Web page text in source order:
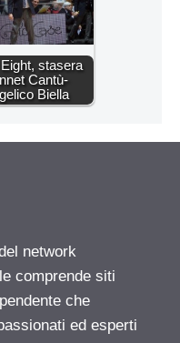
stasera
Cantù-
Biella
network
comprende siti
che
ed esperti